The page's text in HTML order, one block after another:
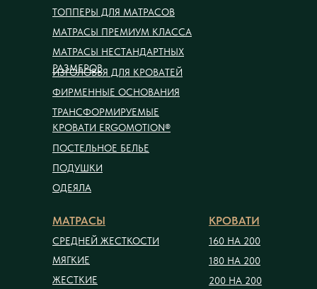
МАТРАСЫ
СРЕДНЕЙ ЖЕСТКОСТИ
МЯГКИЕ
ЖЕСТКИЕ
КРОВАТИ
160 НА 200
180 НА 200
200 НА 200
ТОППЕРЫ ДЛЯ МАТРАСОВ
МАТРАСЫ ПРЕМИУМ КЛАССА
МАТРАСЫ НЕСТАНДАРТНЫХ
РАЗМЕРОВ
ИЗГОЛОВЬЯ ДЛЯ КРОВАТЕЙ
ФИРМЕННЫЕ ОСНОВАНИЯ
ТРАНСФОРМИРУЕМЫЕ
КРОВАТИ ERGOMOTION®
ПОСТЕЛЬНОЕ БЕЛЬЕ
ПОДУШКИ
ОДЕЯЛА